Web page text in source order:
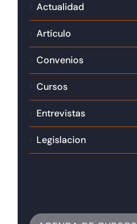
Actualidad
Artículo
Convenios
Cursos
Entrevistas
Legislacion